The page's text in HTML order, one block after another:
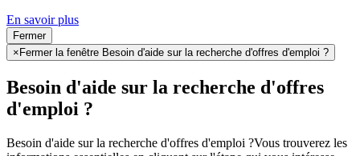
En savoir plus
Fermer
× Fermer la fenêtre Besoin d'aide sur la recherche d'offres d'emploi ?
Besoin d'aide sur la recherche d'offres
d'emploi ?
Besoin d'aide sur la recherche d'offres d'emploi ?Vous trouverez les